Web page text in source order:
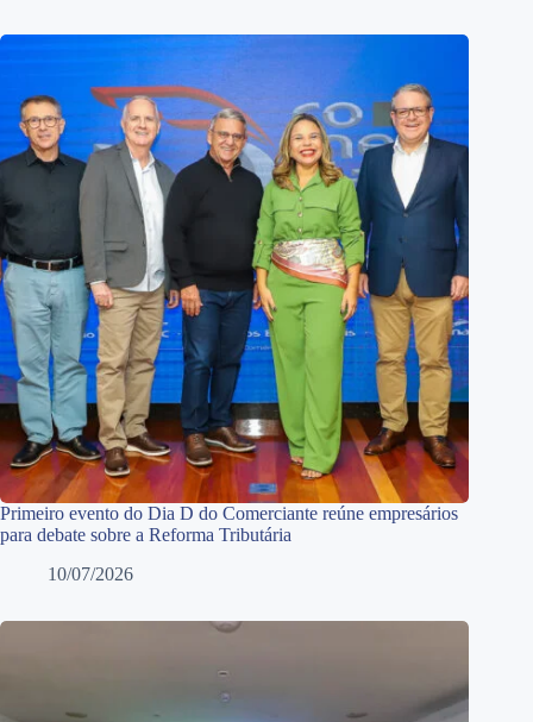
Primeiro evento do Dia D do Comerciante reúne empresários
para debate sobre a Reforma Tributária
10/07/2026